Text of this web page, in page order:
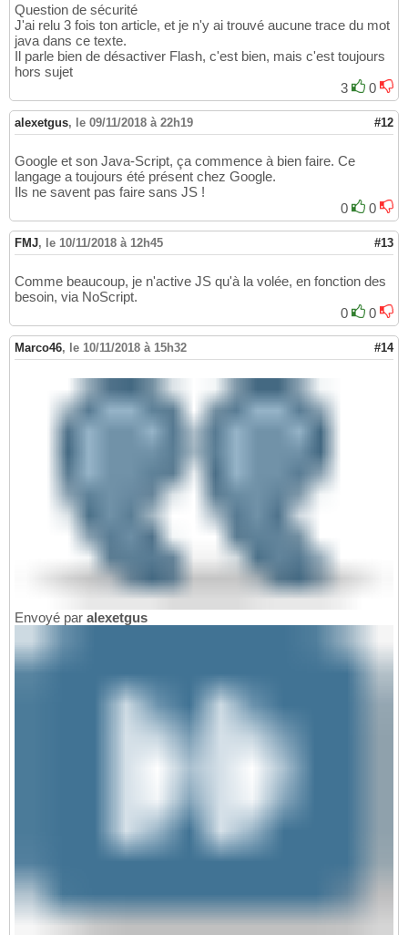
Question de sécurité
J'ai relu 3 fois ton article, et je n'y ai trouvé aucune trace du mot
java dans ce texte.
Il parle bien de désactiver Flash, c'est bien, mais c'est toujours
hors sujet
3
0
alexetgus, le 09/11/2018 à 22h19 #12
Google et son Java-Script, ça commence à bien faire. Ce
langage a toujours été présent chez Google.
Ils ne savent pas faire sans JS !
0
0
FMJ, le 10/11/2018 à 12h45 #13
Comme beaucoup, je n'active JS qu'à la volée, en fonction des
besoin, via NoScript.
0
0
Marco46, le 10/11/2018 à 15h32 #14
Envoyé par alexetgus